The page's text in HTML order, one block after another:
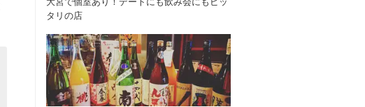
タリの店